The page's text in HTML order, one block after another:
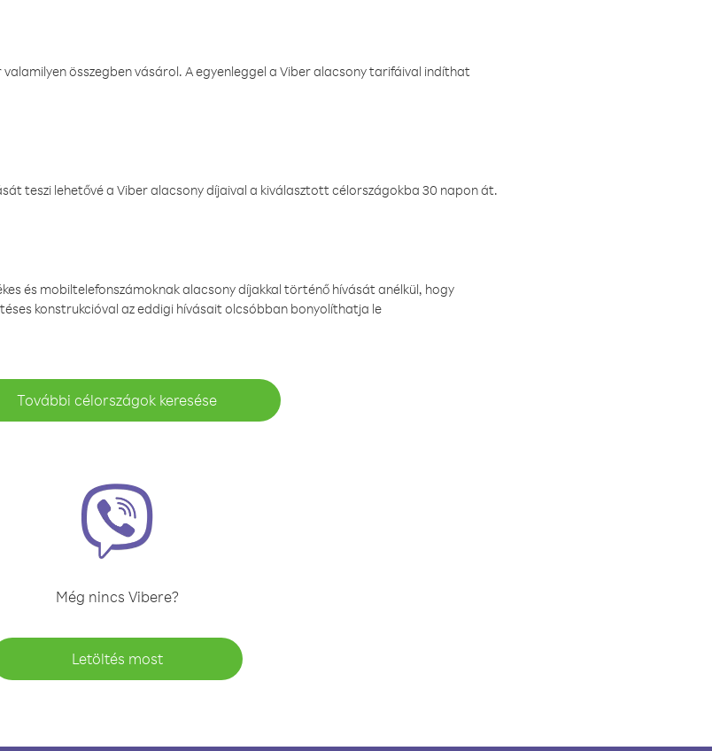
összegben vásárol. A egyenleggel a Viber alacsony tarifáival indíthat
teszi lehetővé a Viber alacsony díjaival a kiválasztott célországokba 30 napon át.
és mobiltelefonszámoknak alacsony díjakkal történő hívását anélkül, hogy
konstrukcióval az eddigi hívásait olcsóbban bonyolíthatja le
További célországok keresése
Még nincs Vibere?
Letöltés most